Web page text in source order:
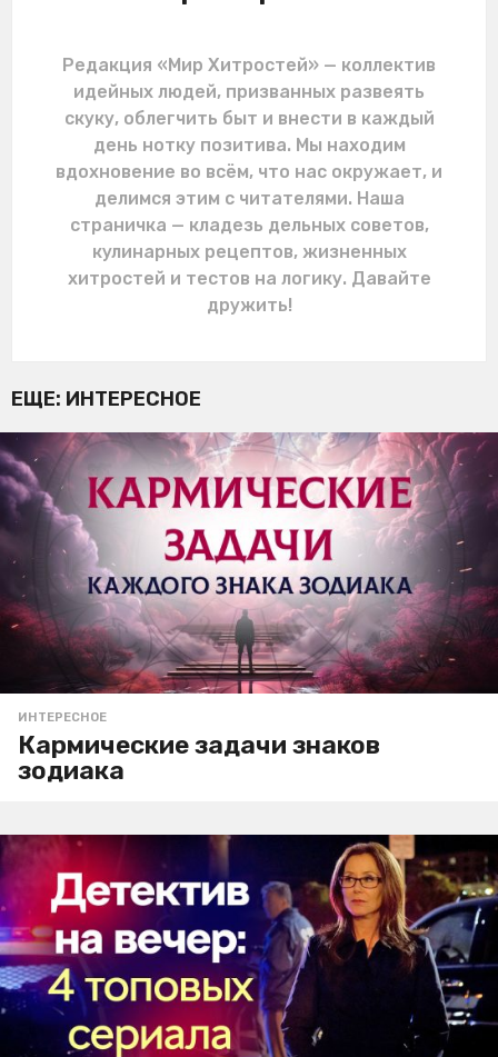
Редакция «Мир Хитростей» — коллектив
идейных людей, призванных развеять
скуку, облегчить быт и внести в каждый
день нотку позитива. Мы находим
вдохновение во всём, что нас окружает, и
делимся этим с читателями. Наша
страничка — кладезь дельных советов,
кулинарных рецептов, жизненных
хитростей и тестов на логику. Давайте
дружить!
ЕЩЕ: ИНТЕРЕСНОЕ
ИНТЕРЕСНОЕ
Кармические задачи знаков
зодиака